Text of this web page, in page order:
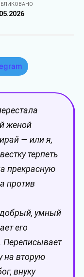
женой
— или я,
терпеть
прекрасную
против
добрый, умный
его
Переписывает
на вторую
внуку